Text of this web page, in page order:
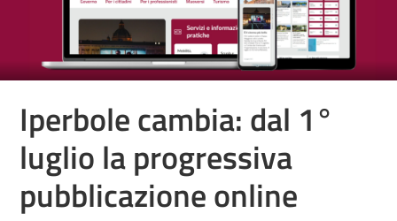
Iperbole cambia: dal 1°
luglio la progressiva
pubblicazione online